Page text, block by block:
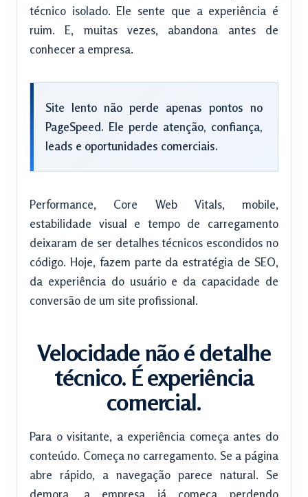
técnico isolado. Ele sente que a experiência é
ruim. E, muitas vezes, abandona antes de
conhecer a empresa.
Site lento não perde apenas pontos no
PageSpeed. Ele perde atenção, confiança,
leads e oportunidades comerciais.
Performance, Core Web Vitals, mobile,
estabilidade visual e tempo de carregamento
deixaram de ser detalhes técnicos escondidos no
código. Hoje, fazem parte da estratégia de SEO,
da experiência do usuário e da capacidade de
conversão de um site profissional.
Velocidade não é detalhe
técnico. É experiência
comercial.
Para o visitante, a experiência começa antes do
conteúdo. Começa no carregamento. Se a página
abre rápido, a navegação parece natural. Se
demora, a empresa já começa perdendo